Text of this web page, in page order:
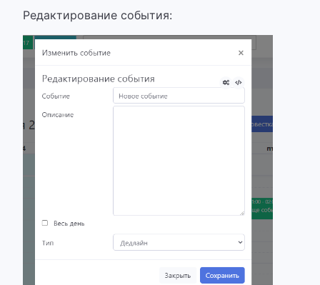
Редактирование события: